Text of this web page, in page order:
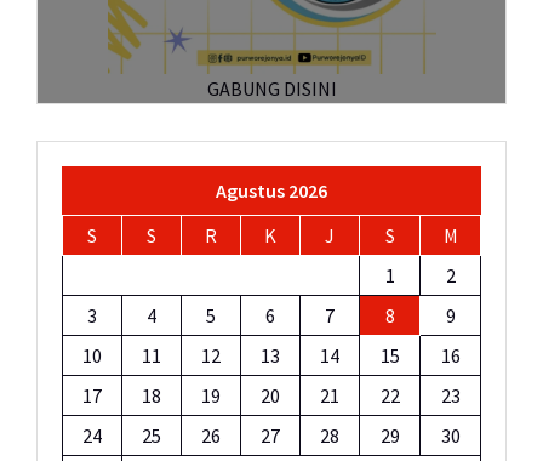
GABUNG DISINI
Agustus 2026
S
S R K J S
M
1
2
3
4 5 6 7 8
9
10
11 12 13 14 15
16
17
18 19 20 21 22
23
24
25 26 27 28 29
30